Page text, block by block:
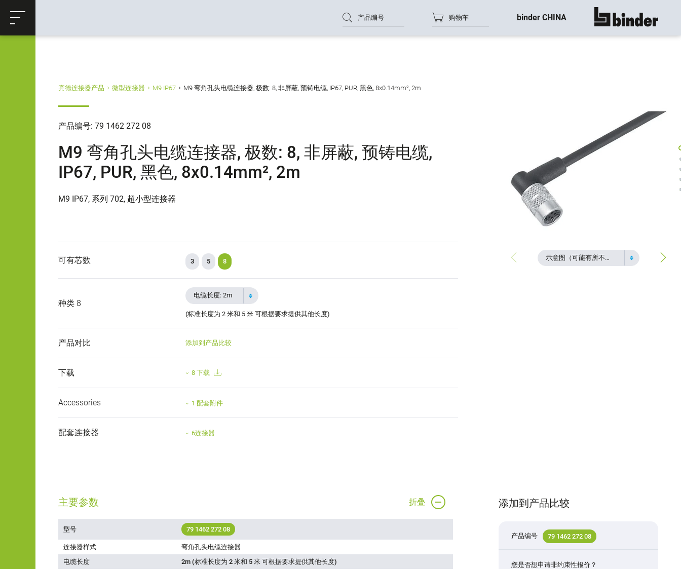
购物车
产品编号 购物车 binder CHINA 显示所有
宾德连接器产品 微型连接器 M9 IP67 M9 弯角孔头电缆连接器, 极数: 8, 非屏蔽, 预铸电缆, IP67, PUR, 黑色, 8x0.14mm², 2m
产品编号: 79 1462 272 08
M9 弯角孔头电缆连接器, 极数: 8, 非屏蔽, 预铸电缆,
IP67, PUR, 黑色, 8x0.14mm², 2m
M9 IP67, 系列 702, 超小型连接器
示意图（可能有所不同）
可有芯数 3 5 8
种类 8
电缆长度: 2m
(标准长度为 2 米和 5 米 可根据要求提供其他长度)
产品对比 添加到产品比较
下载 8 下载
Accessories 1 配套附件
配套连接器 6连接器
主要参数 折叠
型号 79 1462 272 08
连接器样式
弯角孔头电缆连接器
电缆长度
2m (标准长度为 2 米和 5 米 可根据要求提供其他长度)
添加到产品比较
产品编号 79 1462 272 08
您是否想申请非约束性报价？